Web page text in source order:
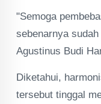
"Semoga
sebenarnya
Agustinus Budi
Diketahui,
tersebut tinggal